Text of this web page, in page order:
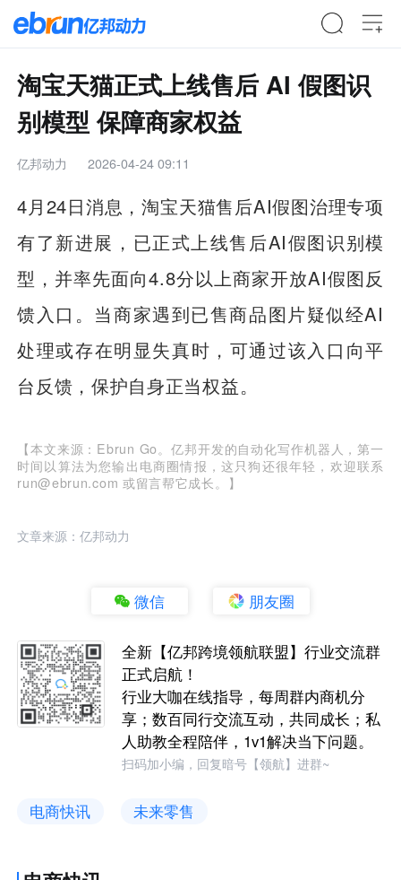
淘宝天猫正式上线售后 AI 假图识
别模型 保障商家权益
亿邦动力 2026-04-24 09:11
4月24日消息，淘宝天猫售后AI假图治理专项
有了新进展，已正式上线售后AI假图识别模
型，并率先面向4.8分以上商家开放AI假图反
馈入口。当商家遇到已售商品图片疑似经AI
处理或存在明显失真时，可通过该入口向平
台反馈，保护自身正当权益。
【本文来源：Ebrun Go。亿邦开发的自动化写作机器人，第一
时间以算法为您输出电商圈情报，这只狗还很年轻，欢迎联系
run@ebrun.com 或留言帮它成长。】
文章来源：亿邦动力
微信 朋友圈
全新【亿邦跨境领航联盟】行业交流群
正式启航！
行业大咖在线指导，每周群内商机分
享；数百同行交流互动，共同成长；私
人助教全程陪伴，1v1解决当下问题。
扫码加小编，回复暗号【领航】进群~
电商快讯 未来零售